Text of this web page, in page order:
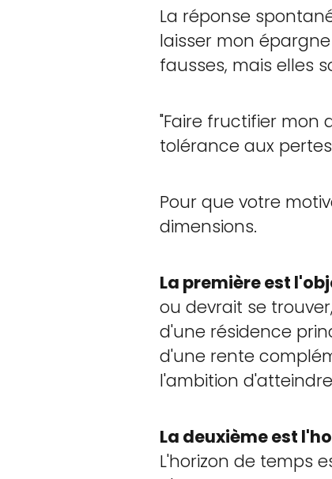
La réponse
laisser mon
fausses, mais elles
"Faire fructifier mon
tolérance aux
Pour que votre
dimensions.
La première est
ou devrait se
d'une résidence
d'une rente
l'ambition
La deuxième est
L'horizon de temps